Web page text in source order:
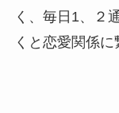
く、毎日1、２
くと恋愛関係に